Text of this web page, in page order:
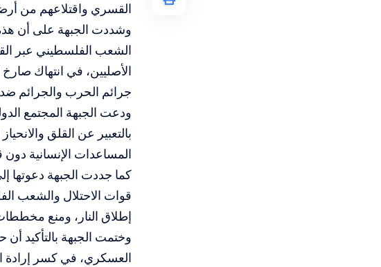
القسري واقتلاعهم من
وشددت الجبهة على أن
الشعب الفلسطيني عبر
الأصليين، في انتهاك
جرائم الحرب والجرائم ضد
ودعت الجبهة المجتمع
بالتعبير عن القلق
المساعدات الإنسانية دون
كما جددت الجبهة دعوتها
قوات الاحتلال والشعب
إطلاق النار، ومنع
وختمت الجبهة بالتأكيد
العسكري، في كسر إرادة